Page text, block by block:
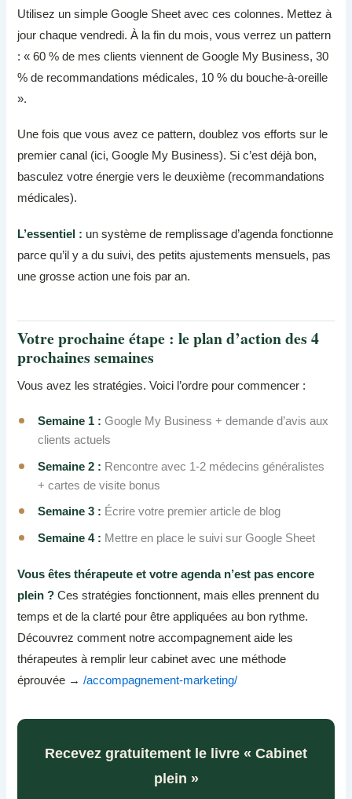
Utilisez un simple Google Sheet avec ces colonnes. Mettez à
jour chaque vendredi. À la fin du mois, vous verrez un pattern
: « 60 % de mes clients viennent de Google My Business, 30
% de recommandations médicales, 10 % du bouche-à-oreille
».
Une fois que vous avez ce pattern, doublez vos efforts sur le
premier canal (ici, Google My Business). Si c’est déjà bon,
basculez votre énergie vers le deuxième (recommandations
médicales).
L’essentiel : un système de remplissage d’agenda fonctionne
parce qu’il y a du suivi, des petits ajustements mensuels, pas
une grosse action une fois par an.
Votre prochaine étape : le plan d’action des 4
prochaines semaines
Vous avez les stratégies. Voici l’ordre pour commencer :
Semaine 1 : Google My Business + demande d’avis aux
clients actuels
Semaine 2 : Rencontre avec 1-2 médecins généralistes
+ cartes de visite bonus
Semaine 3 : Écrire votre premier article de blog
Semaine 4 : Mettre en place le suivi sur Google Sheet
Vous êtes thérapeute et votre agenda n’est pas encore
plein ? Ces stratégies fonctionnent, mais elles prennent du
temps et de la clarté pour être appliquées au bon rythme.
Découvrez comment notre accompagnement aide les
thérapeutes à remplir leur cabinet avec une méthode
éprouvée →/accompagnement-marketing/
Recevez gratuitement le livre « Cabinet
plein »